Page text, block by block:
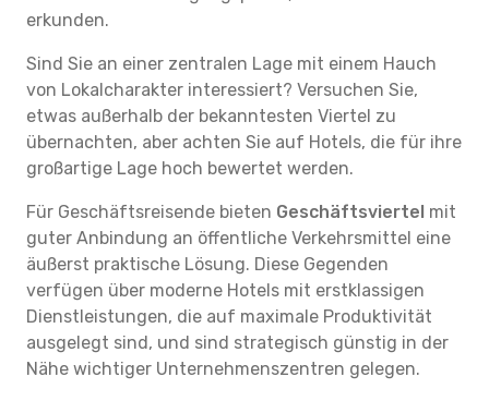
erkunden.
Sind Sie an einer zentralen Lage mit einem Hauch
von Lokalcharakter interessiert? Versuchen Sie,
etwas außerhalb der bekanntesten Viertel zu
übernachten, aber achten Sie auf Hotels, die für ihre
großartige Lage hoch bewertet werden.
Für Geschäftsreisende bieten Geschäftsviertel mit
guter Anbindung an öffentliche Verkehrsmittel eine
äußerst praktische Lösung. Diese Gegenden
verfügen über moderne Hotels mit erstklassigen
Dienstleistungen, die auf maximale Produktivität
ausgelegt sind, und sind strategisch günstig in der
Nähe wichtiger Unternehmenszentren gelegen.